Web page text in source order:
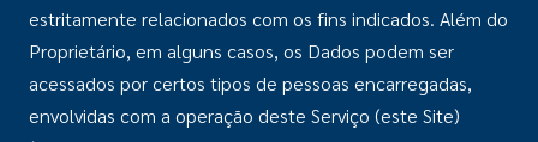
estritamente relacionados com os fins indicados. Além do
Proprietário, em alguns casos, os Dados podem ser
acessados por certos tipos de pessoas encarregadas,
envolvidas com a operação deste Serviço (este Site)